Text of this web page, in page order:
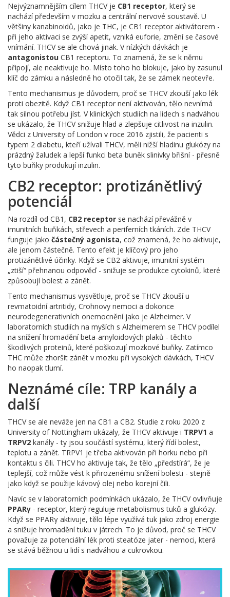
Nejvýznamnějším cílem THCV je CB1 receptor, který se
nachází především v mozku a centrální nervové soustavě. U
většiny kanabinoidů, jako je THC, je CB1 receptor aktivátorem -
při jeho aktivaci se zvýší apetit, vzniká euforie, změní se časové
vnímání. THCV se ale chová jinak. V nízkých dávkách je
antagonistou CB1 receptoru. To znamená, že se k němu
připojí, ale neaktivuje ho. Místo toho ho blokuje, jako by zasunul
klíč do zámku a následně ho otočil tak, že se zámek neotevře.
Tento mechanismus je důvodem, proč se THCV zkouší jako lék
proti obezitě. Když CB1 receptor není aktivován, tělo nevnímá
tak silnou potřebu jíst. V klinických studiích na lidech s nadváhou
se ukázalo, že THCV snižuje hlad a zlepšuje citlivost na inzulin.
Vědci z University of London v roce 2016 zjistili, že pacienti s
typem 2 diabetu, kteří užívali THCV, měli nižší hladinu glukózy na
prázdný žaludek a lepší funkci beta buněk slinivky břišní - přesně
tyto buňky produkují inzulin.
CB2 receptor: protizánětlivý
potenciál
Na rozdíl od CB1, CB2 receptor se nachází převážně v
imunitních buňkách, střevech a periferních tkáních. Zde THCV
funguje jako částečný agonista, což znamená, že ho aktivuje,
ale jenom částečně. Tento efekt je klíčový pro jeho
protizánětlivé účinky. Když se CB2 aktivuje, imunitní systém
„ztiší“ přehnanou odpověď - snižuje se produkce cytokinů, které
způsobují bolest a zánět.
Tento mechanismus vysvětluje, proč se THCV zkouší u
revmatoidní artritidy, Crohnovy nemoci a dokonce
neurodegenerativních onemocnění jako je Alzheimer. V
laboratorních studiích na myších s Alzheimerem se THCV podílel
na snížení hromadění beta-amyloidových plaků - těchto
škodlivých proteinů, které poškozují mozkové buňky. Zatímco
THC může zhoršit zánět v mozku při vysokých dávkách, THCV
ho naopak tlumí.
Neznámé cíle: TRP kanály a
další
THCV se ale neváže jen na CB1 a CB2. Studie z roku 2020 z
University of Nottingham ukázaly, že THCV aktivuje i TRPV1 a
TRPV2 kanály - ty jsou součástí systému, který řídí bolest,
teplotu a zánět. TRPV1 je třeba aktivován při horku nebo při
kontaktu s čili. THCV ho aktivuje tak, že tělo „předstírá“, že je
teplejší, což může vést k přirozenému snížení bolesti - stejně
jako když se použije kávový olej nebo korejní čili.
Navíc se v laboratorních podmínkách ukázalo, že THCV ovlivňuje
PPARγ - receptor, který reguluje metabolismus tuků a glukózy.
Když se PPARγ aktivuje, tělo lépe využívá tuk jako zdroj energie
a snižuje hromadění tuku v játrech. To je důvod, proč se THCV
považuje za potenciální lék proti steatóze jater - nemoci, která
se stává běžnou u lidí s nadváhou a cukrovkou.